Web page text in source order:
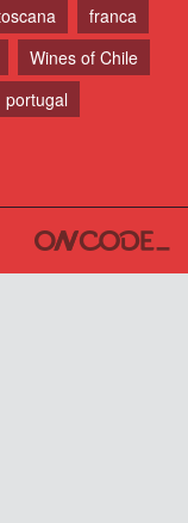
franca
Wines of Chile
portugal